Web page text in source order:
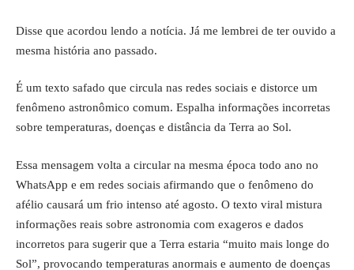
Disse que acordou lendo a notícia. Já me lembrei de ter ouvido a
mesma história ano passado.
É um texto safado que circula nas redes sociais e distorce um
fenômeno astronômico comum. Espalha informações incorretas
sobre temperaturas, doenças e distância da Terra ao Sol.
Essa mensagem volta a circular na mesma época todo ano no
WhatsApp e em redes sociais afirmando que o fenômeno do
afélio causará um frio intenso até agosto. O texto viral mistura
informações reais sobre astronomia com exageros e dados
incorretos para sugerir que a Terra estaria “muito mais longe do
Sol”, provocando temperaturas anormais e aumento de doenças